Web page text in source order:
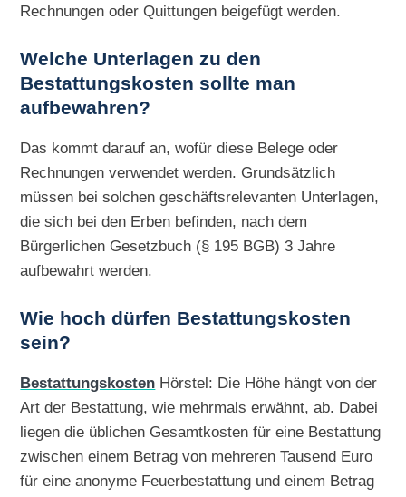
Rechnungen oder Quittungen beigefügt werden.
Welche Unterlagen zu den
Bestattungskosten sollte man
aufbewahren?
Das kommt darauf an, wofür diese Belege oder
Rechnungen verwendet werden. Grundsätzlich
müssen bei solchen geschäftsrelevanten Unterlagen,
die sich bei den Erben befinden, nach dem
Bürgerlichen Gesetzbuch (§ 195 BGB) 3 Jahre
aufbewahrt werden.
Wie hoch dürfen Bestattungskosten
sein?
Bestattungskosten Hörstel: Die Höhe hängt von der
Art der Bestattung, wie mehrmals erwähnt, ab. Dabei
liegen die üblichen Gesamtkosten für eine Bestattung
zwischen einem Betrag von mehreren Tausend Euro
für eine anonyme Feuerbestattung und einem Betrag